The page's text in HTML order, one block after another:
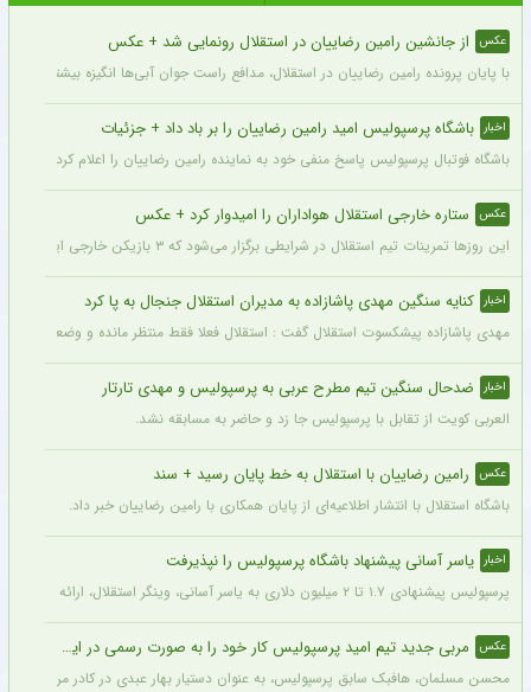
عکس از جانشین رامین رضاییان در استقلال رونمایی شد + عکس
با پایان پرونده رامین رضاییان در استقلال، مدافع راست جوان آبی‌ها انگیزه بیشتری
اخبار باشگاه پرسپولیس امید رامین رضاییان را بر باد داد + جزئیات
باشگاه فوتبال پرسپولیس پاسخ منفی خود به نماینده رامین رضاییان را اعلام کرد.
عکس ستاره خارجی استقلال هواداران را امیدوار کرد + عکس
این روزها تمرینات تیم استقلال در شرایطی برگزار می‌شود که ۳ بازیکن خارجی این تیم با قدرت در کنار دیگر بازیکنان داخلی استقلال مشغول تمرین کردن هستند.
اخبار کنایه سنگین مهدی پاشازاده به مدیران استقلال جنجال به پا کرد
مهدی پاشازاده پیشکسوت استقلال گفت : استقلال فعلا فقط منتظر مانده و وضعیت
اخبار ضدحال سنگین تیم مطرح عربی به پرسپولیس و مهدی تارتار
العربی کویت از تقابل با پرسپولیس جا زد و حاضر به مسابقه نشد.
عکس رامین رضاییان با استقلال به خط پایان رسید + سند
باشگاه استقلال با انتشار اطلاعیه‌ای از پایان همکاری با رامین رضاییان خبر داد.
اخبار یاسر آسانی پیشنهاد باشگاه پرسپولیس را نپذیرفت
پرسپولیس پیشنهادی ۱.۷ تا ۲ میلیون دلاری به یاسر آسانی، وینگر استقلال، ارائه کرد، اما او نپذیرفت. آسانی تأکید کرد در فوتبال ایران فقط برای استقلال بازی خواهد کرد.
عکس مربی جدید تیم امید پرسپولیس کار خود را به صورت رسمی در این باشگاه آغاز کرد + عکس
محسن مسلمان، هافبک سابق پرسپولیس، به عنوان دستیار بهار عبدی در کادر مربیگری